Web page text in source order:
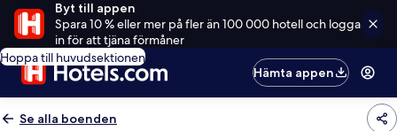
Byt till appen
Spara 10 % eller mer på fler än 100 000 hotell och logga
in för att tjäna förmåner
Hoppa till huvudsektionen
Hämta appen
Se alla boenden